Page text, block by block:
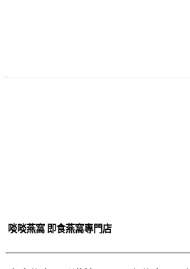
啖啖燕窩 即食燕窩專門店